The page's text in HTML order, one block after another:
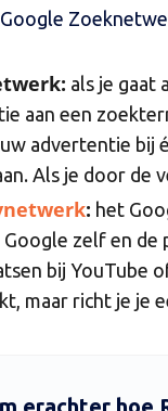
als je gaat
aan een
advertentie bij
Als je door de
: het
Google zelf en
bij YouTube
maar richt je je
erachter hoe